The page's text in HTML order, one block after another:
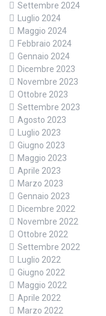
Settembre 2024
Luglio 2024
Maggio 2024
Febbraio 2024
Gennaio 2024
Dicembre 2023
Novembre 2023
Ottobre 2023
Settembre 2023
Agosto 2023
Luglio 2023
Giugno 2023
Maggio 2023
Aprile 2023
Marzo 2023
Gennaio 2023
Dicembre 2022
Novembre 2022
Ottobre 2022
Settembre 2022
Luglio 2022
Giugno 2022
Maggio 2022
Aprile 2022
Marzo 2022